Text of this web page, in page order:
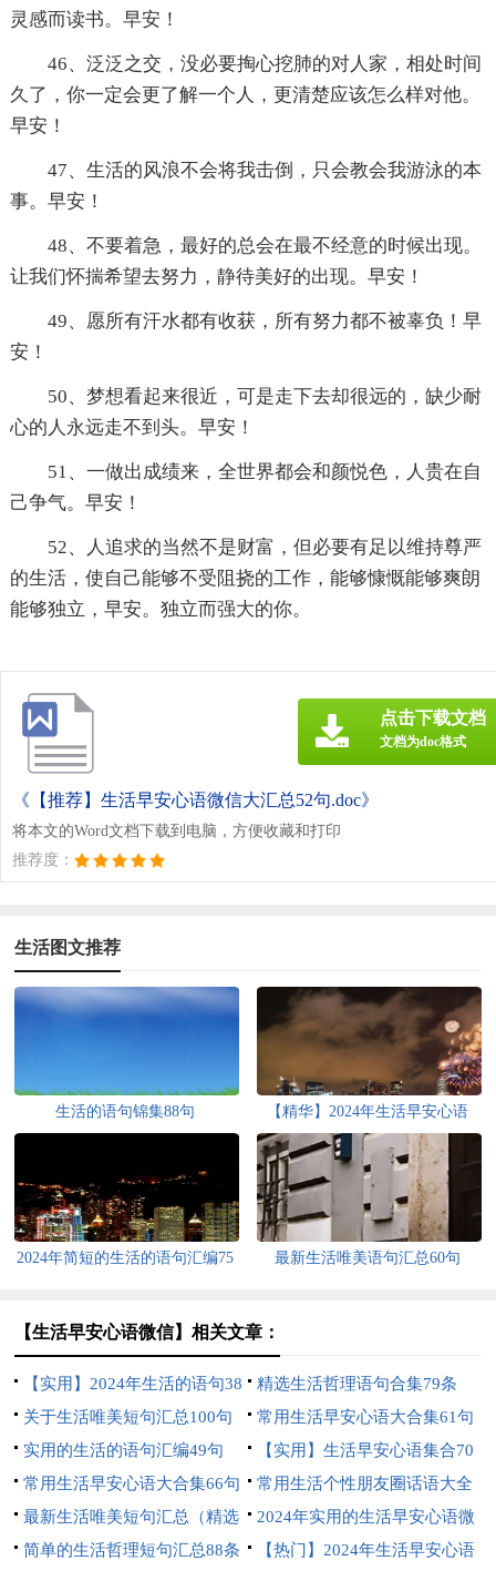
灵感而读书。早安！
46、泛泛之交，没必要掏心挖肺的对人家，相处时间
久了，你一定会更了解一个人，更清楚应该怎么样对他。
早安！
47、生活的风浪不会将我击倒，只会教会我游泳的本
事。早安！
48、不要着急，最好的总会在最不经意的时候出现。
让我们怀揣希望去努力，静待美好的出现。早安！
49、愿所有汗水都有收获，所有努力都不被辜负！早
安！
50、梦想看起来很近，可是走下去却很远的，缺少耐
心的人永远走不到头。早安！
51、一做出成绩来，全世界都会和颜悦色，人贵在自
己争气。早安！
52、人追求的当然不是财富，但必要有足以维持尊严
的生活，使自己能够不受阻挠的工作，能够慷慨能够爽朗
能够独立，早安。独立而强大的你。
《【推荐】生活早安心语微信大汇总52句.doc》
将本文的Word文档下载到电脑，方便收藏和打印
推荐度：
点击下载文档
文档为doc格式
生活图文推荐
生活的语句锦集88句
【精华】2024年生活早安心语
QQ集合59条
2024年简短的生活的语句汇编75
最新生活唯美语句汇总60句
【生活早安心语微信】相关文章：
【实用】2024年生活的语句38
句
精选生活哲理语句合集79条
关于生活唯美短句汇总100句
常用生活早安心语大合集61句
实用的生活的语句汇编49句
【实用】生活早安心语集合70
句
常用生活早安心语大合集66句
常用生活个性朋友圈话语大全
120句
最新生活唯美短句汇总（精选
160句）
2024年实用的生活早安心语微
信汇编42句
简单的生活哲理短句汇总88条
【热门】2024年生活早安心语